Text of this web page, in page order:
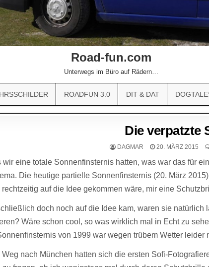
Road-fun.com
Unterwegs im Büro auf Rädern…
ROADFUN 3.0 DIT & DAT
Die verpatzte
DAGMAR 20. MÄRZ 2015
wir eine totale Sonnenfinsternis hatten, was war das für
Die heutige partielle Sonnenfinsternis (20. März
rechtzeitig auf die Idee gekommen wäre, mir eine
doch noch auf die Idee kam, waren sie
Wäre schon cool, so was wirklich mal in Echt zu
von 1999 war wegen trübem Wetter leider
Weg nach München hatten sich die ersten Sofi-